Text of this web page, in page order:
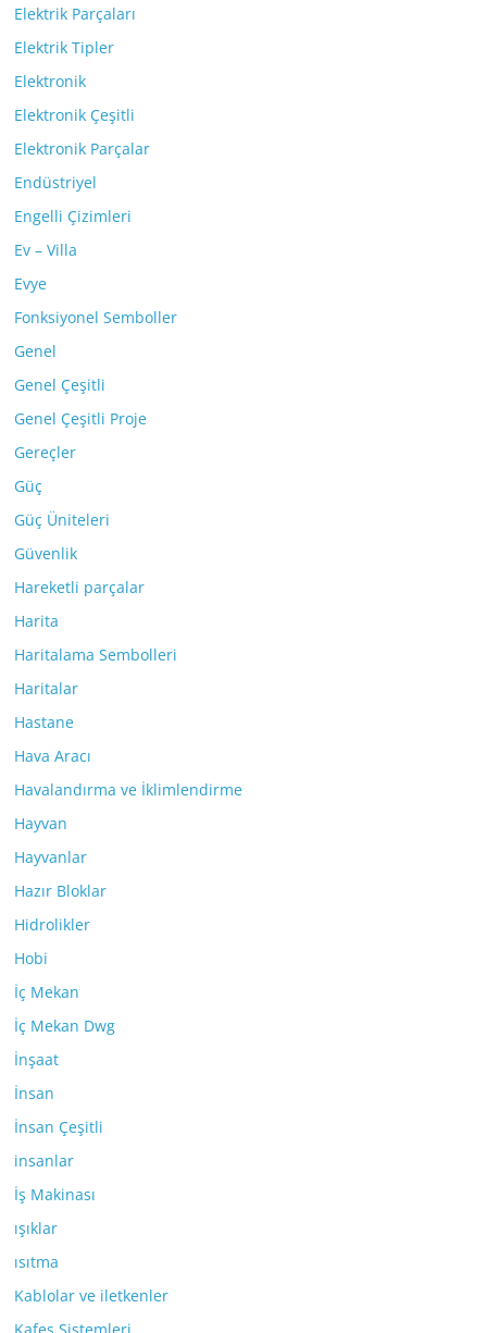
Elektrik Parçaları
Elektrik Tipler
Elektronik
Elektronik Çeşitli
Elektronik Parçalar
Endüstriyel
Engelli Çizimleri
Ev – Villa
Evye
Fonksiyonel Semboller
Genel
Genel Çeşitli
Genel Çeşitli Proje
Gereçler
Güç
Güç Üniteleri
Güvenlik
Hareketli parçalar
Harita
Haritalama Sembolleri
Haritalar
Hastane
Hava Aracı
Havalandırma ve İklimlendirme
Hayvan
Hayvanlar
Hazır Bloklar
Hidrolikler
Hobi
İç Mekan
İç Mekan Dwg
İnşaat
İnsan
İnsan Çeşitli
insanlar
İş Makinası
ışıklar
ısıtma
Kablolar ve iletkenler